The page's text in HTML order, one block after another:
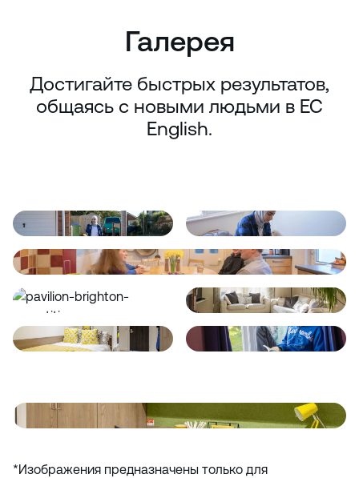
Галерея
Достигайте быстрых результатов,
общаясь с новыми людьми в EC
English.
*Изображения предназначены только для